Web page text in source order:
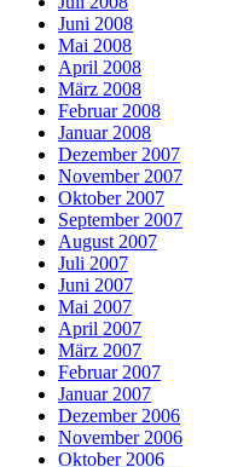
Juni 2008
Mai 2008
April 2008
März 2008
Februar 2008
Januar 2008
Dezember 2007
November 2007
Oktober 2007
September 2007
August 2007
Juli 2007
Juni 2007
Mai 2007
April 2007
März 2007
Februar 2007
Januar 2007
Dezember 2006
November 2006
Oktober 2006